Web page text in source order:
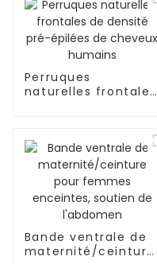
Perruques
naturelles frontales
Bande ventrale de
maternité/ceinture